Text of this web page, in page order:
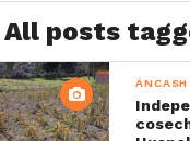
All posts
ÁNCASH